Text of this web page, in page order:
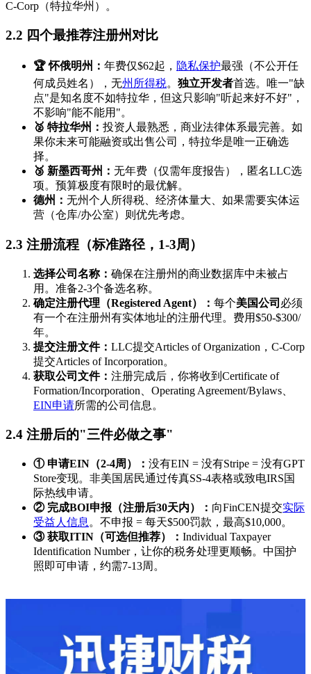
C-Corp（特拉华州）。
2.2 四个最推荐注册州对比
🏆 怀俄明州： 年费仅$62起， 隐私保护最强（不公开任
何成员姓名），无州所得税。 独立开发者首选。唯一"缺
点"是知名度不如特拉华，但这只影响"听起来好不好"，
不影响"能不能用"。
🥈 特拉华州： 投资人最熟悉，商业法律体系最完善。如
果你未来可能融资或出售公司，特拉华是唯一正确选
择。
🥉 新墨西哥州： 无年费（仅需年度报告），匿名LLC选
项。预算极度有限时的最优解。
德州： 无州个人所得税、经济体量大、如果需要实体运
营（仓库/办公室）则优先考虑。
2.3 注册流程（标准路径，1-3周）
选择公司名称： 确保在注册州的商业数据库中未被占
用。准备2-3个备选名称。
确定注册代理（Registered Agent）： 每个美国公司 必须
有一个在注册州有实体地址的注册代理。费用$50-$300/
年。
提交注册文件： LLC提交Articles of Organization，C-Corp
提交Articles of Incorporation。
获取公司文件： 注册完成后，你将收到Certificate of
Formation/Incorporation、Operating Agreement/Bylaws、
EIN申请所需的公司信息。
2.4 注册后的"三件必做之事"
① 申请EIN（2-4周）： 没有EIN = 没有Stripe = 没有GPT
Store变现。非美国居民通过传真SS-4表格或致电IRS国
际热线申请。
② 完成BOI申报（注册后30天内）： 向FinCEN提交实际
受益人信息 。不申报 = 每天$500罚款，最高$10,000。
③ 获取ITIN（可选但推荐）： Individual Taxpayer
Identification Number，让你的税务处理更顺畅。中国护
照即可申请，约需7-13周。